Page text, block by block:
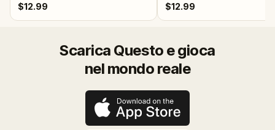
$12.99 $12.99
Scarica Questo e gioca
nel mondo reale